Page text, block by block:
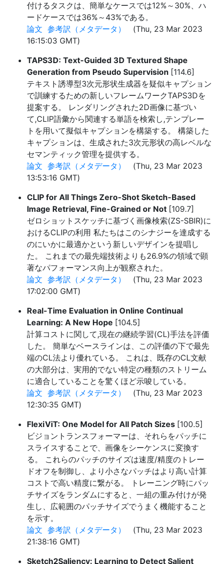
付けるタスクは、簡単なケースでは12%～30%、ハ
ードケースでは36%～43%である。
論文 参考訳（メタデータ）
(Thu, 23 Mar 2023
16:15:03 GMT)
TAPS3D: Text-Guided 3D Textured Shape
Generation from Pseudo Supervision [114.6]
テキスト誘導型3次元形状生成器を疑似キャプション
で訓練するための新しいフレームワークTAPS3Dを
提案する。 レンダリングされた2D画像に基づい
て,CLIP語彙から関連する単語を検索し,テンプレー
トを用いて擬似キャプションを構築する。 構築した
キャプションは、生成された3次元形状の高レベルな
セマンティック管理を提供する。
論文 参考訳（メタデータ）
(Thu, 23 Mar 2023
13:53:16 GMT)
CLIP for All Things Zero-Shot Sketch-Based
Image Retrieval, Fine-Grained or Not [109.7]
ゼロショットスケッチに基づく画像検索(ZS-SBIR)に
おけるCLIPの利用 私たちはこのシナジーを達成する
のにいかに最適かという新しいデザインを提唱し
た。 これまでの最先端技術よりも26.9%の領域で顕
著なパフォーマンス向上が観察された。
論文 参考訳（メタデータ）
(Thu, 23 Mar 2023
17:02:00 GMT)
Real-Time Evaluation in Online Continual
Learning: A New Hope [104.5]
計算コストに関して,現在の継続学習(CL)手法を評価
した。 簡単なベースラインは、この評価の下で最先
端のCL法より優れている。 これは、既存のCL文献
の大部分は、実用的でない特定の種類のストリーム
に適合していることを驚くほど示唆している。
論文 参考訳（メタデータ）
(Thu, 23 Mar 2023
12:30:35 GMT)
FlexiViT: One Model for All Patch Sizes [100.5]
ビジョントランスフォーマーは、それらをパッチに
スライスすることで、画像をシーケンスに変換す
る。 これらのパッチのサイズは速度/精度のトレー
ドオフを制御し、より小さなパッチはより高い計算
コストで高い精度に繋がる。 トレーニング時にパッ
チサイズをランダムにすると、一組の重み付けが発
生し、広範囲のパッチサイズでうまく機能すること
を示す。
論文 参考訳（メタデータ）
(Thu, 23 Mar 2023
21:38:16 GMT)
Sketch2Saliency: Learning to Detect Salient